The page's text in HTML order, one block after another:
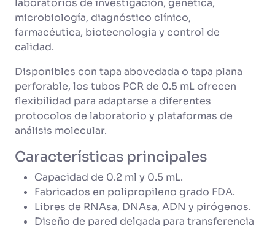
laboratorios de investigación, genética,
microbiología, diagnóstico clínico,
farmacéutica, biotecnología y control de
calidad.
Disponibles con tapa abovedada o tapa plana
perforable, los tubos PCR de 0.5 mL ofrecen
flexibilidad para adaptarse a diferentes
protocolos de laboratorio y plataformas de
análisis molecular.
Características principales
Capacidad de 0.2 ml y 0.5 mL.
Fabricados en polipropileno grado FDA.
Libres de RNAsa, DNAsa, ADN y pirógenos.
Diseño de pared delgada para transferencia